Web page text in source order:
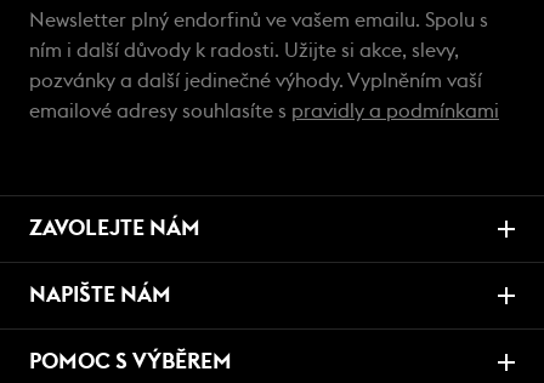
Newsletter plný endorfinů ve vašem emailu. Spolu s
ním i další důvody k radosti. Užijte si akce, slevy,
pozvánky a další jedinečné výhody. Vyplněním vaší
emailové adresy souhlasíte s pravidly a podmínkami
ZAVOLEJTE NÁM
NAPIŠTE NÁM
POMOC S VÝBĚREM